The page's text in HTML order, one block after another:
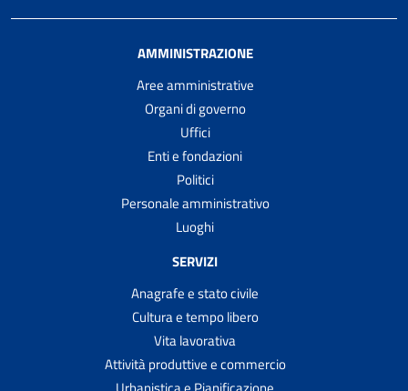
AMMINISTRAZIONE
Aree amministrative
Organi di governo
Uffici
Enti e fondazioni
Politici
Personale amministrativo
Luoghi
SERVIZI
Anagrafe e stato civile
Cultura e tempo libero
Vita lavorativa
Attività produttive e commercio